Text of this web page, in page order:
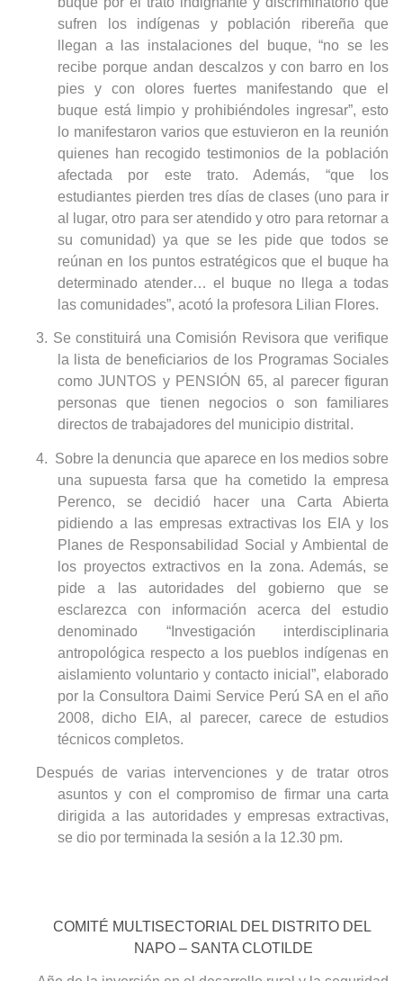
sufren los indígenas y población ribereña que
llegan a las instalaciones del buque, “no se les
recibe porque andan descalzos y con barro en los
pies y con olores fuertes manifestando que el
buque está limpio y prohibiéndoles ingresar”, esto
lo manifestaron varios que estuvieron en la reunión
quienes han recogido testimonios de la población
afectada por este trato. Además, “que los
estudiantes pierden tres días de clases (uno para ir
al lugar, otro para ser atendido y otro para retornar a
su comunidad) ya que se les pide que todos se
reúnan en los puntos estratégicos que el buque ha
determinado atender… el buque no llega a todas
las comunidades”, acotó la profesora Lilian Flores.
3. Se constituirá una Comisión Revisora que verifique
la lista de beneficiarios de los Programas Sociales
como JUNTOS y PENSIÓN 65, al parecer figuran
personas que tienen negocios o son familiares
directos de trabajadores del municipio distrital.
4. Sobre la denuncia que aparece en los medios sobre
una supuesta farsa que ha cometido la empresa
Perenco, se decidió hacer una Carta Abierta
pidiendo a las empresas extractivas los EIA y los
Planes de Responsabilidad Social y Ambiental de
los proyectos extractivos en la zona. Además, se
pide a las autoridades del gobierno que se
esclarezca con información acerca del estudio
denominado “Investigación interdisciplinaria
antropológica respecto a los pueblos indígenas en
aislamiento voluntario y contacto inicial”, elaborado
por la Consultora Daimi Service Perú SA en el año
2008, dicho EIA, al parecer, carece de estudios
técnicos completos.
Después de varias intervenciones y de tratar otros
asuntos y con el compromiso de firmar una carta
dirigida a las autoridades y empresas extractivas,
se dio por terminada la sesión a la 12.30 pm.
COMITÉ MULTISECTORIAL DEL DISTRITO DEL
NAPO – SANTA CLOTILDE